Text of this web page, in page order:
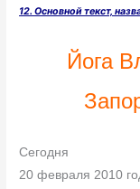
12. Основной текст,
Йога
Сегодня
20 февраля 2010